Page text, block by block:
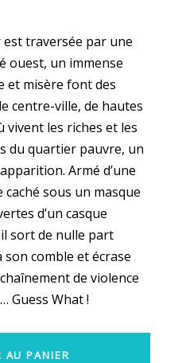
traversée par une
ouest, un immense
et misère font des
centre-ville, de hautes
les riches et les
du quartier pauvre, un
Armé d’une
sous un masque
d’un casque
sort de nulle part
comble et écrase
de violence
Guess What !
AU PANIER